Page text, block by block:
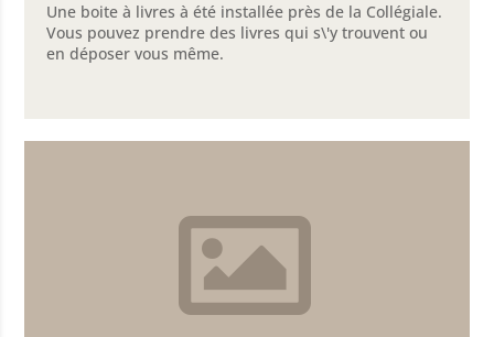
Une boite à livres à été installée près de la Collégiale.
Vous pouvez prendre des livres qui s\'y trouvent ou
en déposer vous même.